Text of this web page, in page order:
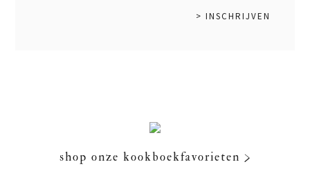
shop onze kookboekfavorieten >